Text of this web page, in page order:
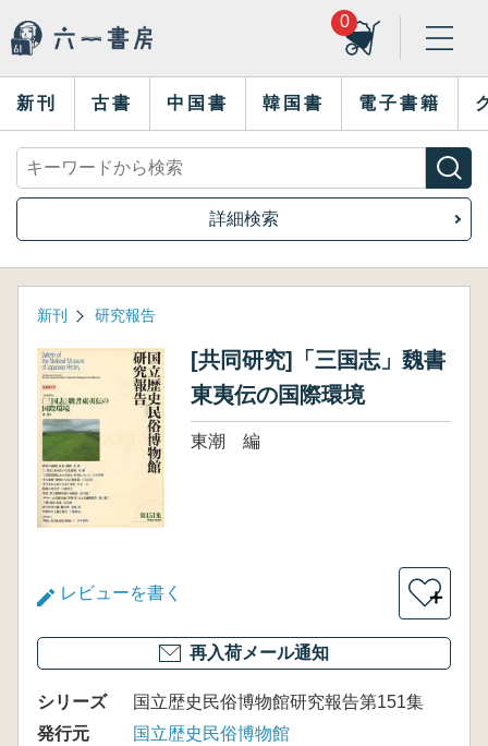
0
新刊 古書 中国書 韓国書 電子書籍
詳細検索
新刊 研究報告
[共同研究]「三国志」魏書
東夷伝の国際環境
東潮 編
レビューを書く ＋
再入荷メール通知
シリーズ
国立歴史民俗博物館研究報告第151集
発行元
国立歴史民俗博物館